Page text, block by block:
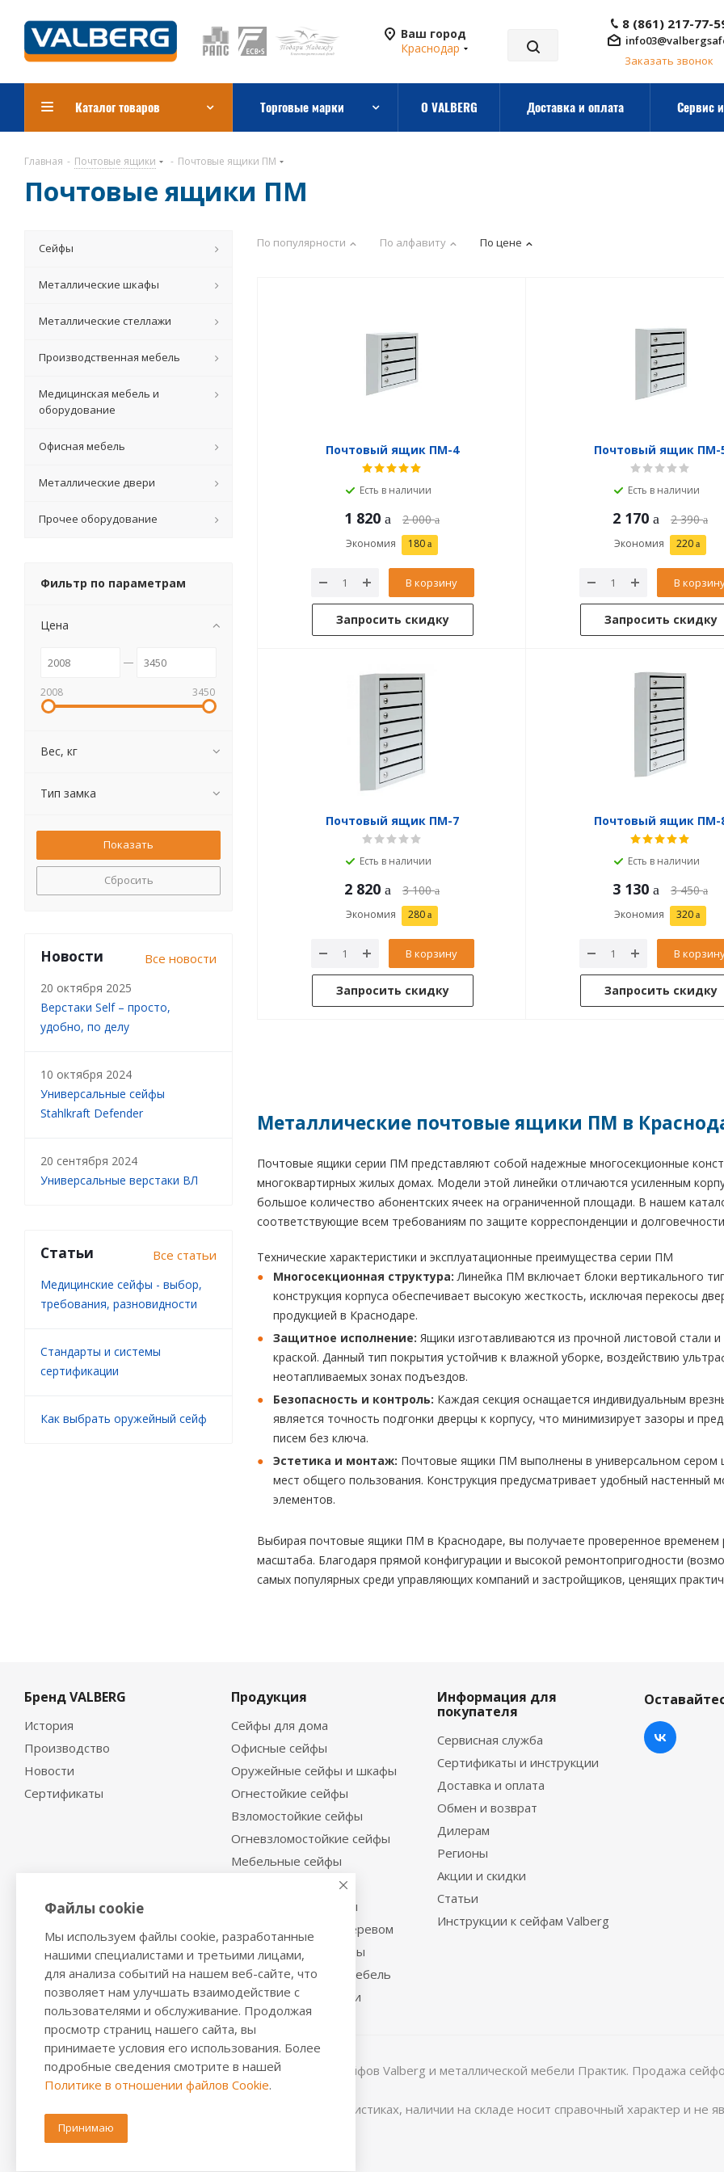
Ваш город
Краснодар
8 (861) 217-77-
Заказать звонок
Каталог товаров Торговые марки О VALBERG Доставка и оплата Сервис
Главная - Почтовые ящики - Почтовые ящики ПМ
Почтовые ящики ПМ
По популярности По алфавиту По цене
Почтовый ящик ПМ-4
Есть в наличии
1 820 2 000
Экономия 180
В корзину
Запросить скидку
Почтовый ящик ПМ-
Есть в наличии
2 170 2 390
Экономия 220
В
Запросить скидку
Почтовый ящик ПМ-7
Есть в наличии
2 820 3 100
Экономия 280
В корзину
Запросить скидку
Почтовый ящик ПМ-
Есть в наличии
3 130 3 450
Экономия 320
В
Запросить скидку
Металлические почтовые ящики ПМ в
Почтовые ящики серии ПМ представляют собой надежные многосекционные
многоквартирных жилых домах. Модели этой линейки отличаются усиленным
большое количество абонентских ячеек на ограниченной площади. В нашем
соответствующие всем требованиям по защите корреспонденции и
Технические характеристики и эксплуатационные преимущества серии ПМ
Многосекционная структура: Линейка ПМ включает блоки вертикального
конструкция корпуса обеспечивает высокую жесткость, исключая перекосы
продукцией в Краснодаре.
Защитное исполнение: Ящики изготавливаются из прочной листовой
краской. Данный тип покрытия устойчив к влажной уборке, воздействию
неотапливаемых зонах подъездов.
Безопасность и контроль: Каждая секция оснащается индивидуальным
является точность подгонки дверцы к корпусу, что минимизирует зазоры и
писем без ключа.
Эстетика и монтаж: Почтовые ящики ПМ выполнены в универсальном сером
мест общего пользования. Конструкция предусматривает удобный настенный
элементов.
Выбирая почтовые ящики ПМ в Краснодаре, вы получаете проверенное
масштаба. Благодаря прямой конфигурации и высокой ремонтопригодности
самых популярных среди управляющих компаний и застройщиков, ценящих
Сейфы
Металлические шкафы
Металлические стеллажи
Производственная мебель
Медицинская мебель и
оборудование
Офисная мебель
Металлические двери
Прочее оборудование
Фильтр по параметрам
Цена
2008 3450
Вес, кг
Тип замка
Сбросить
Новости Все новости
20 октября 2025
Верстаки Self – просто,
удобно, по делу
10 октября 2024
Универсальные сейфы
Stahlkraft Defender
20 сентября 2024
Универсальные верстаки ВЛ
Статьи Все статьи
Медицинские сейфы - выбор,
требования, разновидности
Стандарты и системы
сертификации
Как выбрать оружейный сейф
Бренд VALBERG
История
Производство
Новости
Сертификаты
Продукция
Сейфы для дома
Офисные сейфы
Оружейные сейфы и шкафы
Огнестойкие сейфы
Взломостойкие сейфы
Огневзломостойкие сейфы
Мебельные сейфы
Депозитные сейфы
Встраиваемые сейфы
Сейфы с отделкой деревом
Металлические шкафы
Производственная мебель
Металлические двери
Информация для
покупателя
Сервисная служба
Сертификаты и инструкции
Доставка и оплата
Обмен и возврат
Дилерам
Регионы
Акции и скидки
Статьи
Инструкции к сейфам Valberg
2016-2026 © VALBERGSAFE.RU — Интернет-магазин сейфов Valberg и металлической мебели Практик. Продажа
стеллажей, металлических дверей.
Информация о розничных ценах, технических характеристиках, наличии на складе носит справочный характер и не
положениями из Статьи 437 ч.2 ГК РФ.
Файлы cookie
Мы используем файлы cookie, разработанные
нашими специалистами и третьими лицами,
для анализа событий на нашем веб-сайте, что
позволяет нам улучшать взаимодействие с
пользователями и обслуживание. Продолжая
просмотр страниц нашего сайта, вы
принимаете условия его использования. Более
подробные сведения смотрите в нашей
Политике в отношении файлов Cookie.
Принимаю